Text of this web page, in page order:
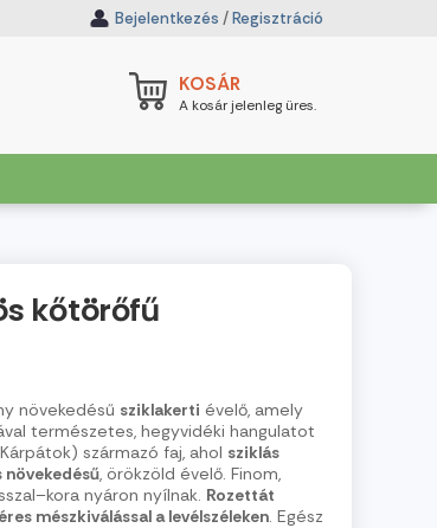
Bejelentkezés /Regisztráció
KOSÁR
A kosár jelenleg üres.
kőtörőfű
növekedésű sziklakerti évelő, amely
természetes, hegyvidéki hangulatot
származó faj, ahol sziklás
növekedésű, örökzöld évelő. Finom,
nyáron nyílnak. Rozettát
mészkiválással a levélszéleken. Egész